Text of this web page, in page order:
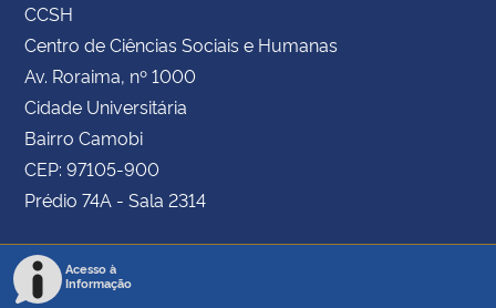
CCSH
Centro de Ciências Sociais e Humanas
Av. Roraima, nº 1000
Cidade Universitária
Bairro Camobi
CEP: 97105-900
Prédio 74A - Sala 2314
Acesso à
Informação